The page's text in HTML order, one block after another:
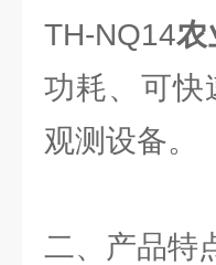
TH-NQ14农
功耗、可快
观测设备。
二、产品特